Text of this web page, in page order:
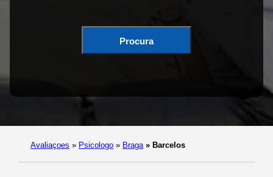
Procura
Avaliaçoes » Psicologo » Braga » Barcelos